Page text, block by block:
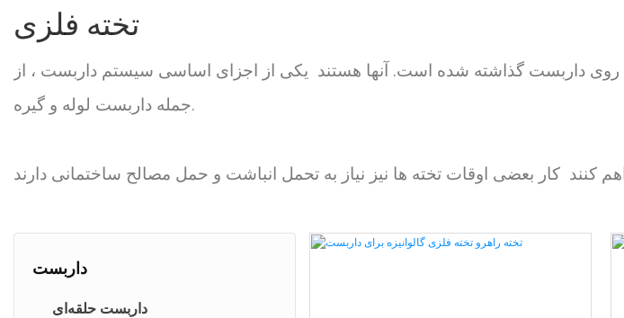
تخته فلزی
روی داربست گذاشته شده است. آنها هستند یکی از اجزای اساسی سیستم داربست ، از
جمله داربست لوله و گیره.
داربست
داربست حلقه‌ای